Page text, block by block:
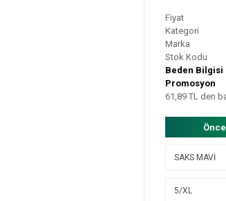
Fiyat
Kategori
Marka
Stok Kodu
Beden Bilgisi
Promosyon
61,89 TL den